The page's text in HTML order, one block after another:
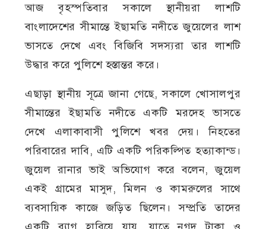
আজ বৃহস্পতিবার সকালে স্থানীয়রা লাশটি
বাংলাদেশের সীমান্তে ইছামতি নদীতে জুয়েলের লাশ
ভাসতে দেখে এবং বিজিবি সদস্যরা তার লাশটি
উদ্ধার করে পুলিশে হস্তান্তর করে।
এছাড়া স্থানীয় সূত্রে জানা গেছে, সকালে খোসালপুর
সীমান্তের ইছামতি নদীতে একটি মরদেহ ভাসতে
দেখে এলাকাবাসী পুলিশে খবর দেয়। নিহতের
পরিবারের দাবি, এটি একটি পরিকল্পিত হত্যাকান্ড।
জুয়েল রানার ভাই অভিযোগ করে বলেন, জুয়েল
একই গ্রামের মাসুদ, মিলন ও কামরুলের সাথে
ব্যবসায়িক কাজে জড়িত ছিলেন। সম্প্রতি তাদের
একটি ব্যাগ হারিয়ে যায়, যাতে নগদ টাকা ও